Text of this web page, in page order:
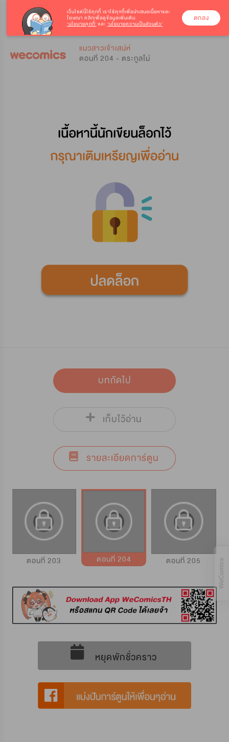
แมวสาวเจ้าเสน่ห์
ตอนที่ 204 - ตระกูลโม่
บทถัดไป
เก็บไว้อ่าน
รายละเอียดการ์ตูน
ตอนที่ 203 ตอนที่ 204 ตอนที่ 205
หยุดพักชั่วคราว
เว็บไซต์นี้ใช้คุกกี้ เราใช้คุกกี้เพื่อนำเสนอเนื้อหาและ
โฆษณา คลิกเพื่อดูข้อมูลเพิ่มเติม
‘นโยบายคุกกี้’ และ ‘นโยบายความเป็นส่วนตัว’
ตกลง